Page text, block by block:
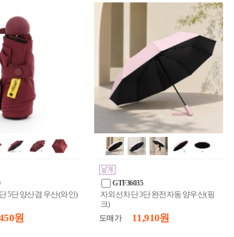
5단 양산겸 우산(와인)
원
GTF36035
자외선차단 3단 완전자동 양우산(핑
크)
도매가
11,910 원